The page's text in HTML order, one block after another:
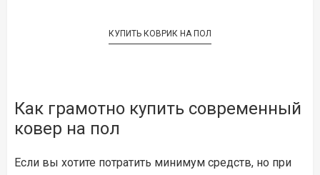
КУПИТЬ КОВРИК НА ПОЛ
Как грамотно купить современный
ковер на пол
Если вы хотите потратить минимум средств, но при